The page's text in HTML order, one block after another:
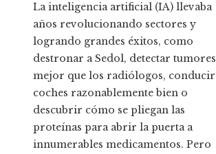
La inteligencia artificial (IA) llevaba
años revolucionando sectores y
logrando grandes éxitos, como
destronar a Sedol, detectar tumores
mejor que los radiólogos, conducir
coches razonablemente bien o
descubrir cómo se pliegan las
proteínas para abrir la puerta a
innumerables medicamentos. Pero